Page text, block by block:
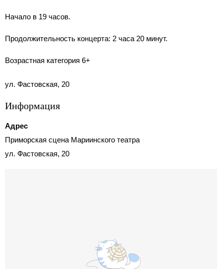
Начало в 19 часов.
Продолжительность концерта: 2 часа 20 минут.
Возрастная категория 6+
ул. Фастовская, 20
Информация
Адрес
Приморская сцена Мариинского театра
ул. Фастовская, 20